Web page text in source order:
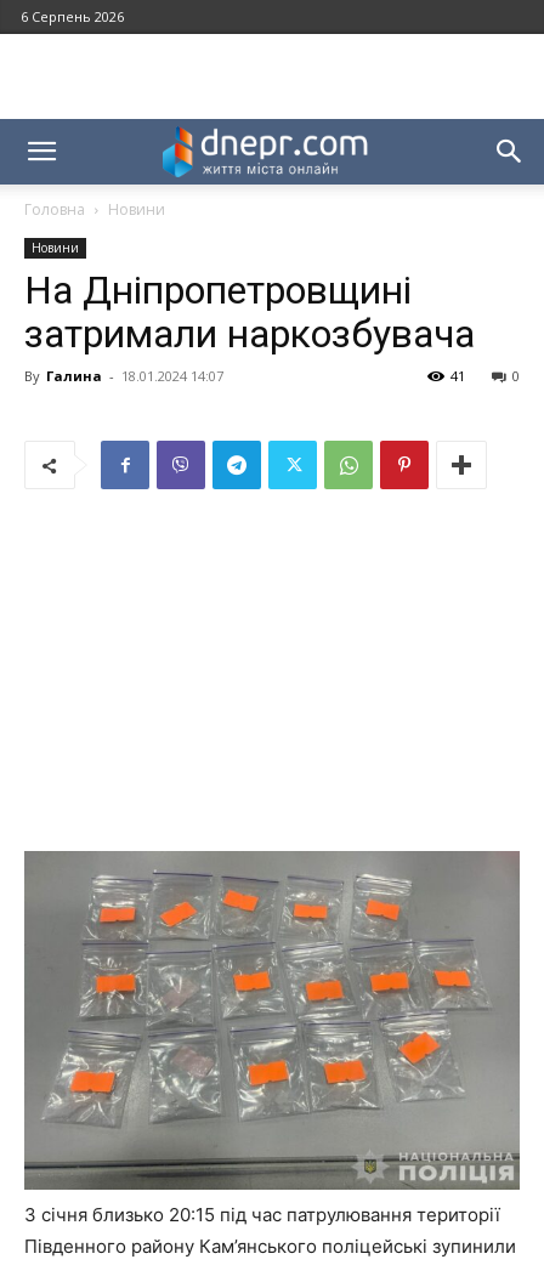
6 Серпень 2026
Головна Новини
Новини
На Дніпропетровщині
затримали наркозбувача
By Галина - 18.01.2024 14:07 0
41
3 січня близько 20:15 під час патрулювання території
Південного району Кам’янського поліцейські зупинили